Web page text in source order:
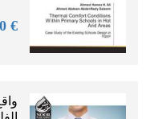
€ 35,